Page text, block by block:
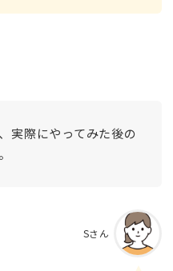
実際にやってみた後の
Sさん